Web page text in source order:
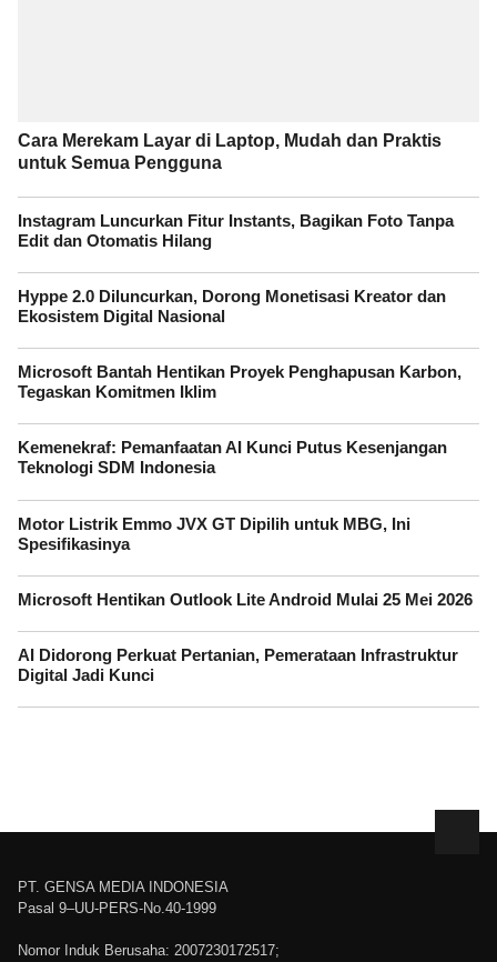
Cara Merekam Layar di Laptop, Mudah dan Praktis
untuk Semua Pengguna
Instagram Luncurkan Fitur Instants, Bagikan Foto Tanpa
Edit dan Otomatis Hilang
Hyppe 2.0 Diluncurkan, Dorong Monetisasi Kreator dan
Ekosistem Digital Nasional
Microsoft Bantah Hentikan Proyek Penghapusan Karbon,
Tegaskan Komitmen Iklim
Kemenekraf: Pemanfaatan AI Kunci Putus Kesenjangan
Teknologi SDM Indonesia
Motor Listrik Emmo JVX GT Dipilih untuk MBG, Ini
Spesifikasinya
Microsoft Hentikan Outlook Lite Android Mulai 25 Mei 2026
AI Didorong Perkuat Pertanian, Pemerataan Infrastruktur
Digital Jadi Kunci
PT. GENSA MEDIA INDONESIA
Pasal 9–UU-PERS-No.40-1999
Nomor Induk Berusaha: 2007230172517;